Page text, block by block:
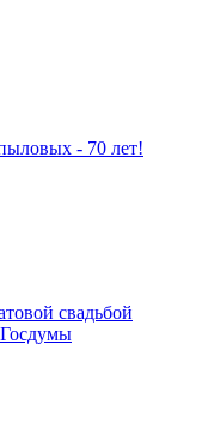
- 70 лет!
свадьбой